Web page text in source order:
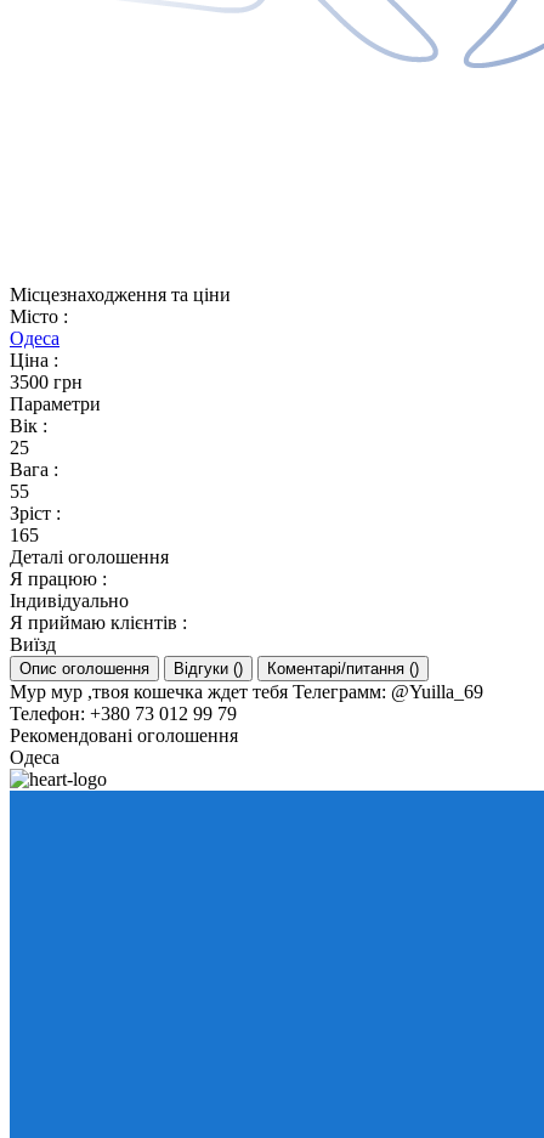
Місцезнаходження та ціни
Місто :
Одеса
Ціна :
3500 грн
Параметри
Вік :
25
Вага :
55
Зріст :
165
Деталі оголошення
Я працюю :
Індивідуально
Я приймаю клієнтів :
Виїзд
Опис оголошення Відгуки () Коментарі/питання ()
Мур мур ,твоя кошечка ждет тебя Телеграмм: @Yuilla_69
Телефон: +380 73 012 99 79
Рекомендовані оголошення
Одеса